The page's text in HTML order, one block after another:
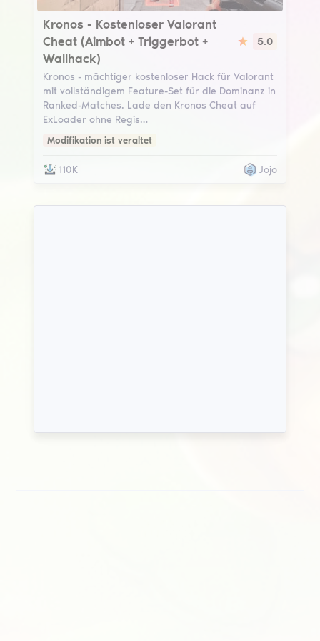
Kronos
Kronos - Kostenloser Valorant
Cheat (Aimbot + Triggerbot +
Wallhack)
5.0
Kronos - mächtiger kostenloser Hack für Valorant
mit vollständigem Feature-Set für die Dominanz in
Ranked-Matches. Lade den Kronos Cheat auf
ExLoader ohne Regis…
Modifikation ist veraltet
110K Jojo